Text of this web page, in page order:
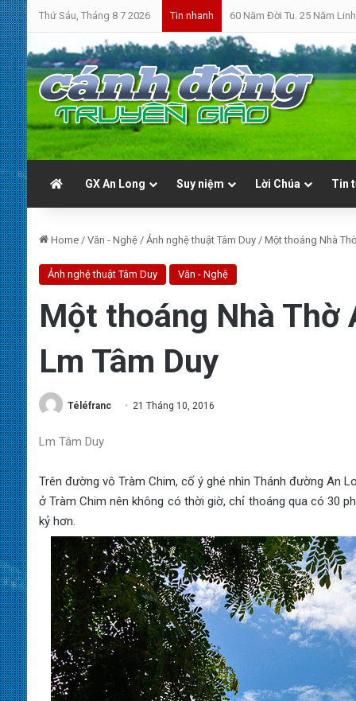
Thứ Sáu, Tháng 8 7 2026 Tin nhanh 60 Năm Đời Tu. 25 Năm
GX An Long Suy niệm Lời Chúa Tin
Home / Văn - Nghệ / Ảnh nghệ thuật Tâm Duy / Một thoáng Nhà
Ảnh nghệ thuật Tâm Duy Văn - Nghệ
Một thoáng Nhà Thờ
Lm Tâm Duy
Téléfranc 21 Tháng 10, 2016
Lm Tâm Duy
Trên đường vô Tràm Chim, cố ý ghé nhìn Thánh đường An
ở Tràm Chim nên không có thời giờ, chỉ thoáng qua có 30
kỷ hơn.